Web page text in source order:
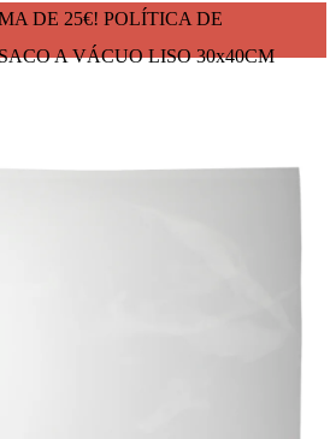
DE 25€! POLÍTICA DE
A VÁCUO LISO 30x40CM